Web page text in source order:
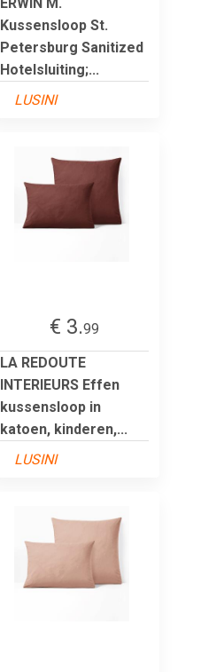
Kussensloop St.
Petersburg Sanitized
Hotelsluiting;...
LUSINI
€ 3.99
LA REDOUTE
INTERIEURS Effen
kussensloop in
katoen, kinderen,...
LUSINI